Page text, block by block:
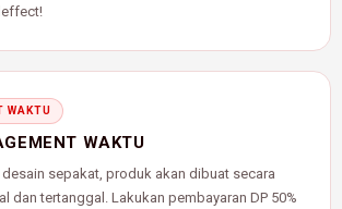
WAKTU
WAKTU
desain sepakat, produk akan dibuat secara
dan tertanggal. Lakukan pembayaran DP 50%